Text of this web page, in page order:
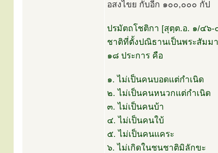
อสงไขย กับอีก ๑๐๐,๐๐๐ กัป
ปรมัตถโชติกา [สุตฺต.อ. ๑/๔๖
ชาติที่ตั้งปณิธานเป็นพระสัมม
๑๘ ประการ คือ
๑. ไม่เป็นคนบอดแต่กำเนิด
๒. ไม่เป็นคนหนวกแต่กำเนิด
๓. ไม่เป็นคนบ้า
๔. ไม่เป็นคนใบ้
๕. ไม่เป็นคนแคระ
๖. ไม่เกิดในชนชาติมิลักขะ